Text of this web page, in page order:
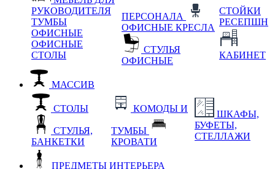
РУКОВОДИТЕЛЯ
ТУМБЫ
ОФИСНЫЕ
ОФИСНЫЕ
СТОЛЫ
ПЕРСОНАЛА
ОФИСНЫЕ КРЕСЛА
СТУЛЬЯ
ОФИСНЫЕ
СТОЙКИ
РЕСЕПШН
КАБИНЕТ
МАССИВ
СТОЛЫ
СТУЛЬЯ,
БАНКЕТКИ
КОМОДЫ И
ТУМБЫ
КРОВАТИ
ШКАФЫ,
БУФЕТЫ,
СТЕЛЛАЖИ
ПРЕДМЕТЫ ИНТЕРЬЕРА